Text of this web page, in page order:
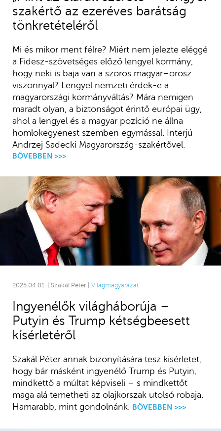
szakértő az ezeréves barátság
tönkretételéről
Mi és mikor ment félre? Miért nem jelezte eléggé
a Fidesz-szövetséges előző lengyel kormány,
hogy neki is baja van a szoros magyar–orosz
viszonnyal? Lengyel nemzeti érdek-e a
magyarországi kormányváltás? Mára nemigen
maradt olyan, a biztonságot érintő európai ügy,
ahol a lengyel és a magyar pozíció ne állna
homlokegyenest szemben egymással. Interjú
Andrzej Sadecki Magyarország-szakértővel.
BŐVEBBEN >>>
2025.04.01. | Szakál Péter | Világmagyarázat
Ingyenélők világháborúja –
Putyin és Trump kétségbeesett
kísérletéről
Szakál Péter annak bizonyítására tesz kísérletet,
hogy bár másként ingyenélő Trump és Putyin,
mindkettő a múltat képviseli – s mindkettőt
maga alá temetheti az olajkorszak utolsó robaja.
Hamarabb, mint gondolnánk. BŐVEBBEN >>>